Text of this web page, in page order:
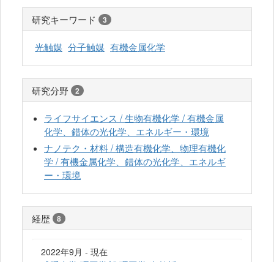
研究キーワード 3
光触媒 分子触媒 有機金属化学
研究分野 2
ライフサイエンス / 生物有機化学 / 有機金属
化学、錯体の光化学、エネルギー・環境
ナノテク・材料 / 構造有機化学、物理有機化
学 / 有機金属化学、錯体の光化学、エネルギ
ー・環境
経歴 8
2022年9月 - 現在